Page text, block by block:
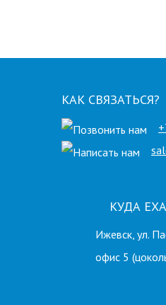
КАК СВЯЗАТЬСЯ?
КУДА
Ижевск, ул.
офис 5